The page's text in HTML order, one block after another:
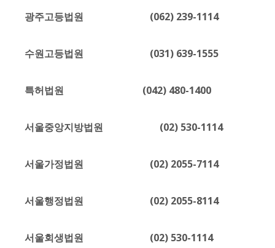
광주고등법원 (062) 239-1114
수원고등법원 (031) 639-1555
특허법원 (042) 480-1400
서울중앙지방법원 (02) 530-1114
서울가정법원 (02) 2055-7114
서울행정법원 (02) 2055-8114
서울회생법원 (02) 530-1114